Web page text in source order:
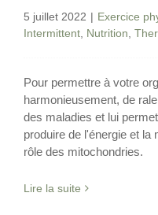
5 juillet 2022 | Exercice
Intermittent Nutrition
Pour permettre à votre
harmonieusement, de
des maladies et lui
produire de l'énergie et
rôle des mitochondries.
Lire la suite